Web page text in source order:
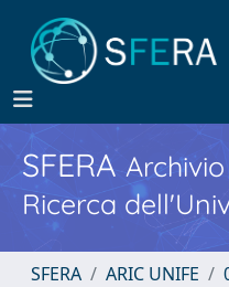
SFERA
Ricerca
SFERA ARIC UNIFE